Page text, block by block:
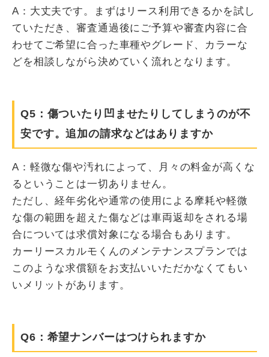
A：大丈夫です。まずはリース利用できるかを試し
ていただき、審査通過後にご予算や審査内容に合
わせてご希望に合った車種やグレード、カラーな
どを相談しながら決めていく流れとなります。
Q5：傷ついたり凹ませたりしてしまうのが不
安です。追加の請求などはありますか
A：軽微な傷や汚れによって、月々の料金が高くな
るということは一切ありません。
ただし、経年劣化や通常の使用による摩耗や軽微
な傷の範囲を超えた傷などは車両返却をされる場
合については求償対象になる場合もあります。
カーリースカルモくんのメンテナンスプランでは
このような求償額をお支払いいただかなくてもい
いメリットがあります。
Q6：希望ナンバーはつけられますか